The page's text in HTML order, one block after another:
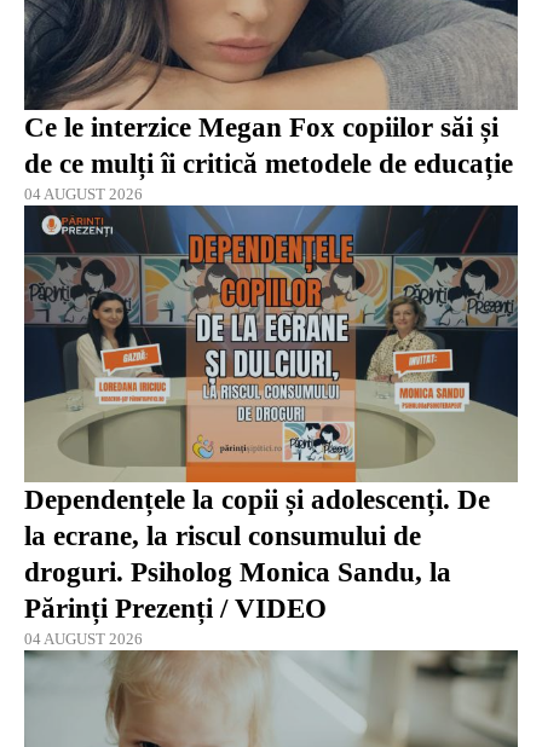
Ce le interzice Megan Fox copiilor săi și
de ce mulți îi critică metodele de educație
04 AUGUST 2026
Dependențele la copii și adolescenți. De
la ecrane, la riscul consumului de
droguri. Psiholog Monica Sandu, la
Părinți Prezenți / VIDEO
04 AUGUST 2026